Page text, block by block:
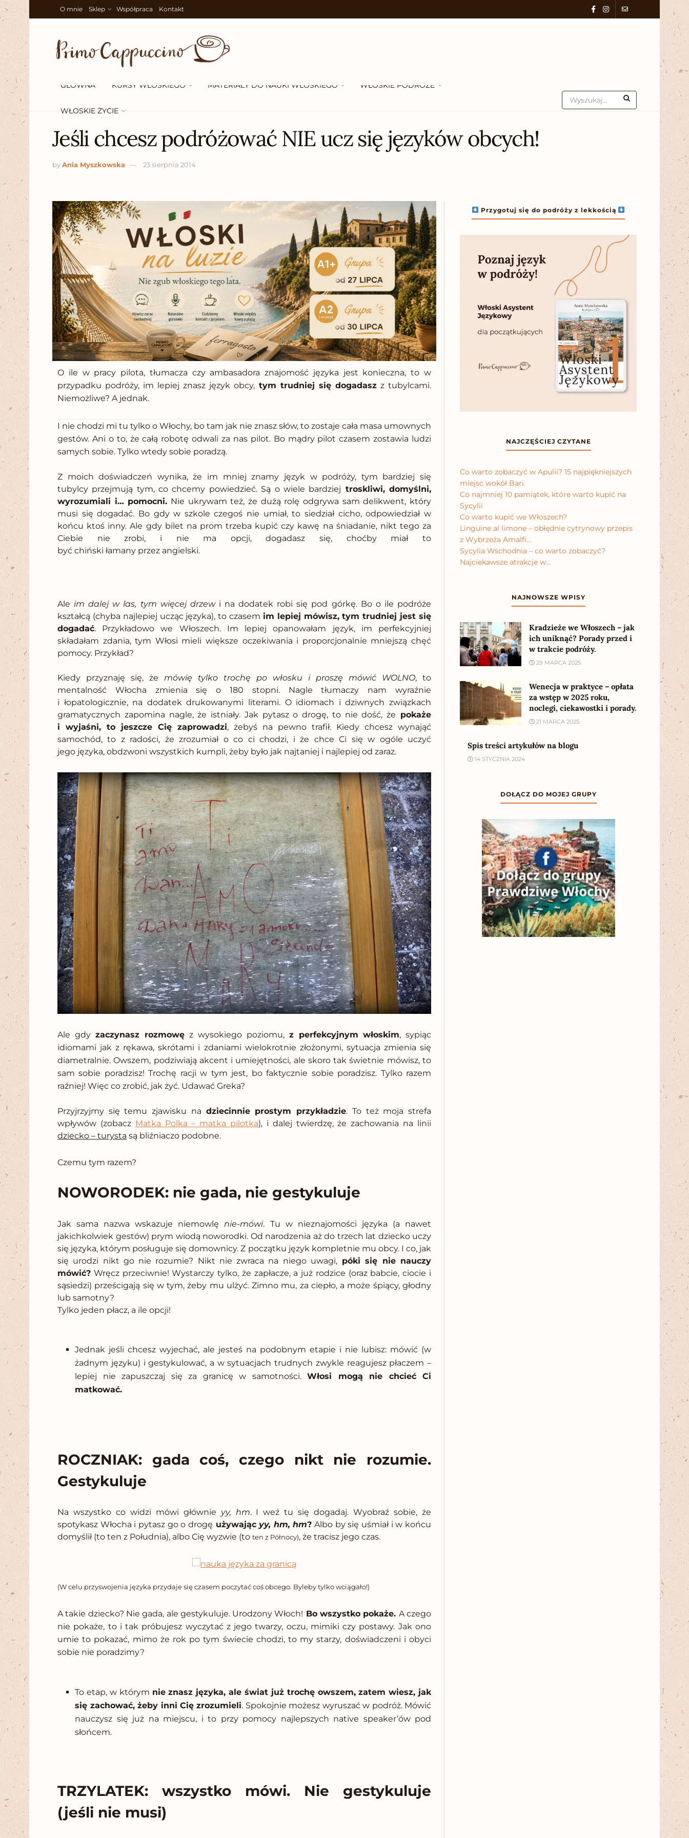
O mnie Sklep Współpraca Kontakt
GŁÓWNA KURSY WŁOSKIEGO MATERIAŁY DO NAUKI WŁOSKIEGO WŁOSKIE PODRÓŻE
WŁOSKIE ŻYCIE
Jeśli chcesz podróżować NIE ucz się języków obcych!
byAnia Myszkowska 23 sierpnia 2014
O ile w pracy pilota, tłumacza czy ambasadora znajomość języka jest konieczna, to w
przypadku podróży, im lepiej znasz język obcy, tym trudniej się dogadasz z tubylcami.
Niemożliwe? A jednak.
I nie chodzi mi tu tylko o Włochy, bo tam jak nie znasz słów, to zostaje cała masa umownych
gestów. Ani o to, że całą robotę odwali za nas pilot. Bo mądry pilot czasem zostawia ludzi
samych sobie. Tylko wtedy sobie poradzą.
.
Z moich doświadczeń wynika, że im mniej znamy język w podróży, tym bardziej się
tubylcy przejmują tym, co chcemy powiedzieć. Są o wiele bardziej troskliwi, domyślni,
wyrozumiali i… pomocni. Nie ukrywam też, że dużą rolę odgrywa sam delikwent, który
musi się dogadać. Bo gdy w szkole czegoś nie umiał, to siedział cicho, odpowiedział w
końcu ktoś inny. Ale gdy bilet na prom trzeba kupić czy kawę na śniadanie, nikt tego za
Ciebie nie zrobi, i nie ma opcji, dogadasz się, choćby miał to
być chiński łamany przez angielski.
Aleim dalej w las, tym więcej drzewi na dodatek robi się pod górkę. Bo o ile podróże
kształcą (chyba najlepiej ucząc języka), to czasem im lepiej mówisz, tym trudniej jest się
dogadać. Przykładowo we Włoszech. Im lepiej opanowałam język, im perfekcyjniej
składałam zdania, tym Włosi mieli większe oczekiwania i proporcjonalnie mniejszą chęć
pomocy. Przykład?
.
Kiedy przyznaję się, że mówię tylko trochę po włosku i proszę mówić WOLNO, to
mentalność Włocha zmienia się o 180 stopni. Nagle tłumaczy nam wyraźnie
i łopatologicznie, na dodatek drukowanymi literami. O idiomach i dziwnych związkach
gramatycznych zapomina nagle, że istniały. Jak pytasz o drogę, to nie dość, że pokaże
i wyjaśni, to jeszcze Cię zaprowadzi, żebyś na pewno trafił. Kiedy chcesz wynająć
samochód, to z radości, że zrozumiał o co ci chodzi, i że chce Ci się w ogóle uczyć
jego języka, obdzwoni wszystkich kumpli, żeby było jak najtaniej i najlepiej od zaraz.
Ale gdyzaczynasz rozmowęz wysokiego poziomu,z perfekcyjnym włoskim, sypiąc
idiomami jak z rękawa, skrótami i zdaniami wielokrotnie złożonymi, sytuacja zmienia się
diametralnie. Owszem, podziwiają akcent i umiejętności, ale skoro tak świetnie mówisz, to
sam sobie poradzisz! Trochę racji w tym jest, bo faktycznie sobie poradzisz. Tylko razem
raźniej! Więc co zrobić, jak żyć. Udawać Greka?
.
Przyjrzyjmy się temu zjawisku na dziecinnie prostym przykładzie. To też moja strefa
wpływów (zobacz Matka Polka – matka pilotka), i dalej twierdzę, że zachowania na linii
dziecko – turysta są bliźniaczo podobne.
Czemu tym razem?
.
NOWORODEK: nie gada, nie gestykuluje
Jak sama nazwa wskazuje niemowlęnie-mówi. Tu w nieznajomości języka (a nawet
jakichkolwiek gestów) prym wiodą noworodki. Od narodzenia aż do trzech lat dziecko uczy
się języka, którym posługuje się domownicy. Z początku język kompletnie mu obcy. I co, jak
się urodzi nikt go nie rozumie? Nikt nie zwraca na niego uwagi,póki się nie nauczy
mówić? Wręcz przeciwnie! Wystarczy tylko, że zapłacze, a już rodzice (oraz babcie, ciocie i
sąsiedzi) prześcigają się w tym, żeby mu ulżyć. Zimno mu, za ciepło, a może śpiący, głodny
lub samotny?
Tylko jeden płacz, a ile opcji!
.
Jednak jeśli chcesz wyjechać, ale jesteś na podobnym etapie i nie lubisz: mówić (w
żadnym języku) i gestykulować, a w sytuacjach trudnych zwykle reagujesz płaczem –
lepiej nie zapuszczaj się za granicę w samotności.Włosi mogą nie chcieć Ci
matkować.
.
ROCZNIAK: gada coś, czego nikt nie rozumie.
Gestykuluje
Na wszystko co widzi mówi głównie yy, hm. I weź tu się dogadaj. Wyobraź sobie, że
spotykasz Włocha i pytasz go o drogę używającyy, hm, hm? Albo by się uśmiał i w końcu
domyślił (to ten z Południa), albo Cię wyzwie (to ten z Północy), że tracisz jego czas.
(W celu przyswojenia języka przydaje się czasem poczytać coś obcego. Byleby tylko wciągało!)
A takie dziecko? Nie gada, ale gestykuluje.Urodzony Włoch! Bo wszystko pokaże. A czego
nie pokaże, to i tak próbujesz wyczytać z jego twarzy, oczu, mimiki czy postawy. Jak ono
umie to pokazać, mimo że rok po tym świecie chodzi, to my starzy, doświadczeni i obyci
sobie nie poradzimy?
.
To etap, w którym nie znasz języka, ale świat już trochę owszem, zatem wiesz, jak
się zachować, żeby inni Cię zrozumieli. Spokojnie możesz wyruszać w podróż. Mówić
nauczysz się już na miejscu, i to przy pomocy najlepszych native speaker’ów pod
słońcem.
.
TRZYLATEK: wszystko mówi. Nie gestykuluje
(jeśli nie musi)
Przygotuj się do podróży z lekkością
NAJCZĘŚCIEJ CZYTANE
Co warto zobaczyć w Apulii? 15 najpiękniejszych
miejsc wokół Bari.
Co najmniej 10 pamiątek, które warto kupić na
Sycylii
Co warto kupić we Włoszech?
Linguine al limone – obłędnie cytrynowy przepis
z Wybrzeża Amalfi…
Sycylia Wschodnia – co warto zobaczyć?
Najciekawsze atrakcje w…
NAJNOWSZE WPISY
Kradzieże we Włoszech – jak
ich uniknąć? Porady przed i
w trakcie podróży.
29 MARCA 2025
Wenecja w praktyce – opłata
za wstęp w 2025 roku,
noclegi, ciekawostki i porady.
21 MARCA 2025
Spis treści artykułów na blogu
14 STYCZNIA 2024
DOŁĄCZ DO MOJEJ GRUPY